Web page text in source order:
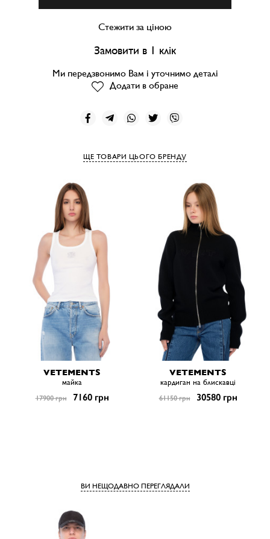
Стежити за ціною
Замовити в 1 клік
Ми передзвонимо Вам і уточнимо деталі
Додати в обране
ЩЕ ТОВАРИ ЦЬОГО БРЕНДУ
VETEMENTS
майка
17900 грн 7160 грн
VETEMENTS
кардиган на блискавці
61150 грн 30580 грн
ВИ НЕЩОДАВНО ПЕРЕГЛЯДАЛИ